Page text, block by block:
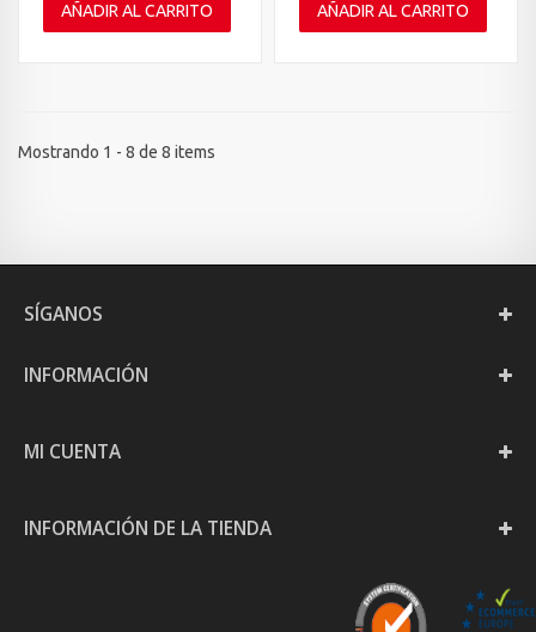
AÑADIR AL CARRITO AÑADIR AL CARRITO
Mostrando 1 - 8 de 8 items
SÍGANOS
INFORMACIÓN
MI CUENTA
INFORMACIÓN DE LA TIENDA